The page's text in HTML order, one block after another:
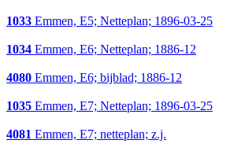
1033 Emmen, E5; Netteplan; 1896-03-25
1034 Emmen, E6; Netteplan; 1886-12
4080 Emmen, E6; bijblad; 1886-12
1035 Emmen, E7; Netteplan; 1896-03-25
4081 Emmen, E7; netteplan; z.j.